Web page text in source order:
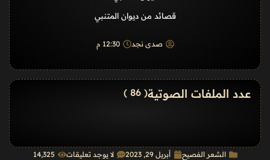
قصائد من ديوان المتنبي
صدى نجد 12:30 م
عدد الملفات الصوتية( 86 )
الشعر الفصيح أبريل 29, 2023 لا يوجد تعليقات 14٬325